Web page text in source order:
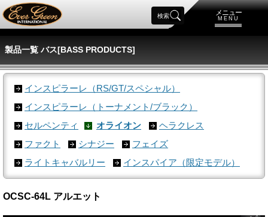
メニュー
MENU
検索
製品一覧 バス[BASS PRODUCTS]
インスピラーレ（RS/GT/スペシャル）
インスピラーレ（トーナメント/ブラック）
セルペンティ
オライオン
ヘラクレス
ファクト
シナジー
フェイズ
ライトキャバルリー
インスパイア（限定モデル）
OCSC-64L アルエット